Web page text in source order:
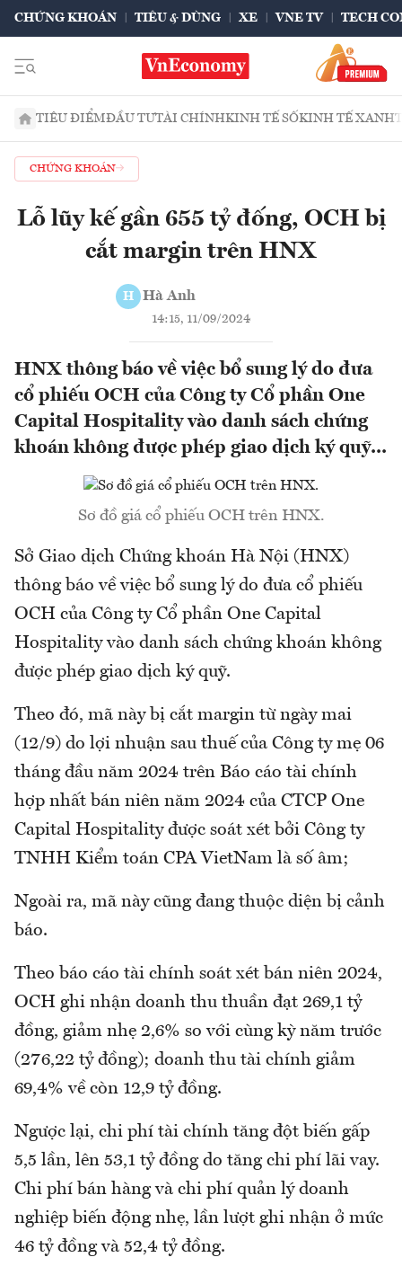
CHỨNG KHOÁN TIÊU & DÙNG XE VNE TV TECH
TIÊU ĐIỂMĐẦU TƯTÀI CHÍNHKINH TẾ SỐKINH TẾ XANH
CHỨNG KHOÁN
Lỗ lũy kế gần 655 tỷ đống, OCH bị
cắt margin trên HNX
H Hà Anh
14:15, 11/09/2024
HNX thông báo về việc bổ sung lý do đưa
cổ phiếu OCH của Công ty Cổ phần One
Capital Hospitality vào danh sách chứng
khoán không được phép giao dịch ký quỹ...
Sơ đồ giá cổ phiếu OCH trên HNX.
Sở Giao dịch Chứng khoán Hà Nội (HNX)
thông báo về việc bổ sung lý do đưa cổ phiếu
OCH của Công ty Cổ phần One Capital
Hospitality vào danh sách chứng khoán không
được phép giao dịch ký quỹ.
Theo đó, mã này bị cắt margin từ ngày mai
(12/9) do lợi nhuận sau thuế của Công ty mẹ 06
tháng đầu năm 2024 trên Báo cáo tài chính
hợp nhất bán niên năm 2024 của CTCP One
Capital Hospitality được soát xét bởi Công ty
TNHH Kiểm toán CPA VietNam là số âm;
Ngoài ra, mã này cũng đang thuộc diện bị cảnh
báo.
Theo báo cáo tài chính soát xét bán niên 2024,
OCH ghi nhận doanh thu thuần đạt 269,1 tỷ
đồng, giảm nhẹ 2,6% so với cùng kỳ năm trước
(276,22 tỷ đồng); doanh thu tài chính giảm
69,4% về còn 12,9 tỷ đồng.
Ngược lại, chi phí tài chính tăng đột biến gấp
5,5 lần, lên 53,1 tỷ đồng do tăng chi phí lãi vay.
Chi phí bán hàng và chi phí quản lý doanh
nghiệp biến động nhẹ, lần lượt ghi nhận ở mức
46 tỷ đồng và 52,4 tỷ đồng.